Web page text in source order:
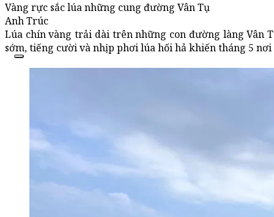
Vàng rực sắc lúa những cung đường Vân Tụ
Anh Trúc
Lúa chín vàng trải dài trên những con đường làng Vân
sớm, tiếng cười và nhịp phơi lúa hối hả khiến tháng 5 nơi